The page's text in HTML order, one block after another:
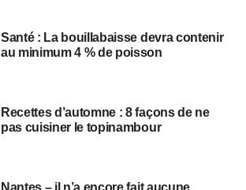
Santé : La bouillabaisse devra contenir
au minimum 4 % de poisson
Recettes d’automne : 8 façons de ne
pas cuisiner le topinambour
Nantes – il n’a encore fait aucune